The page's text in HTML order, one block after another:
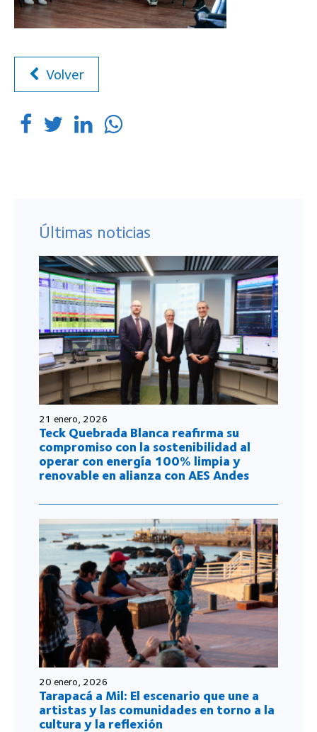
Volver
Últimas noticias
21 enero, 2026
Teck Quebrada Blanca reafirma su
compromiso con la sostenibilidad al
operar con energía 100% limpia y
renovable en alianza con AES Andes
20 enero, 2026
Tarapacá a Mil: El escenario que une a
artistas y las comunidades en torno a la
cultura y la reflexión